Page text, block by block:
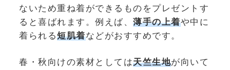
ないため重ね着ができるものをプレゼントす
ると喜ばれます。例えば、 薄手の上着や中に
着られる短肌着などがおすすめです。
春・秋向けの素材としては天竺生地が向いて